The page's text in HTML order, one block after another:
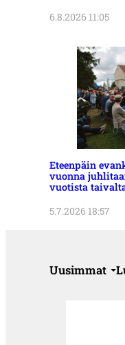
6.8.2026 11:05
Eteenpäin
vuonna
vuotista
5.7.2026 18:57
Uusimmat